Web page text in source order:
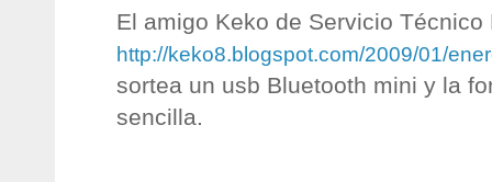
El amigo Keko de Servicio
http://keko8.blogspot.com/2009/01/
sortea un usb Bluetooth mini y la
sencilla.